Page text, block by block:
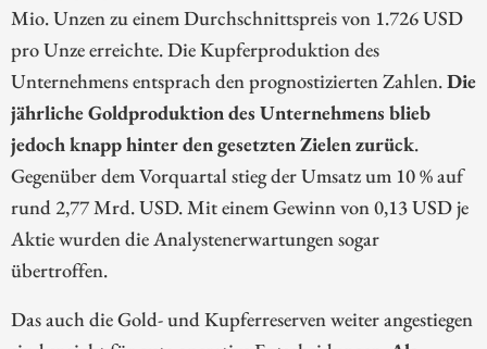
Mio. Unzen zu einem Durchschnittspreis von 1.726 USD
pro Unze erreichte. Die Kupferproduktion des
Unternehmens entsprach den prognostizierten Zahlen.Die
jährliche Goldproduktion des Unternehmens blieb
jedoch knapp hinter den gesetzten Zielen zurück.
Gegenüber dem Vorquartal stieg der Umsatz um 10 % auf
rund 2,77 Mrd. USD. Mit einem Gewinn von 0,13 USD je
Aktie wurden die Analystenerwartungen sogar
übertroffen.
Das auch die Gold- und Kupferreserven weiter angestiegen